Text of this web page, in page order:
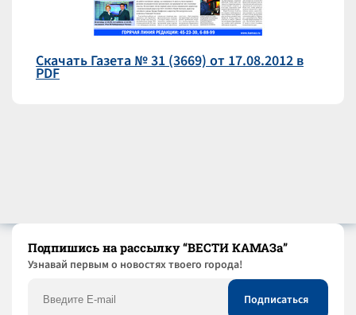
Скачать Газета № 31 (3669) от 17.08.2012 в
PDF
Подпишись на рассылку “ВЕСТИ КАМАЗа”
Узнaвай первым о новостях твоего города!